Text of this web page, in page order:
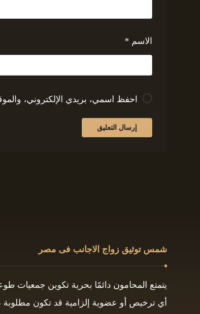
الاسم *
احفظ اسمي، بريدي الإلكتروني،
شمس توثيق زواج الاجانب فى مصر
يتمتع المحامون دائمًا بحرية تكوين جمعيات
أي ترخيص أو عضوية إلزامية قد تكون مطلوبة